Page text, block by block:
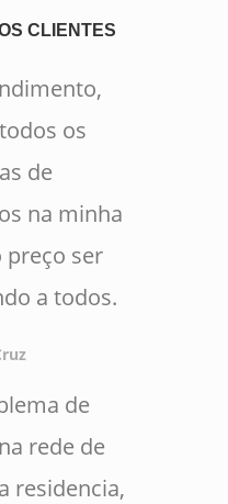
CLIENTES
os
de
na minha
preço ser
a todos.
de
rede de
residencia,